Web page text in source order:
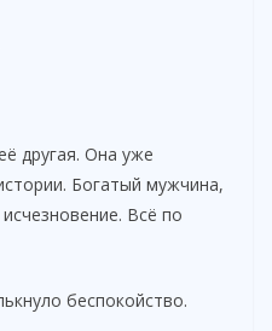
другая. Она уже
Богатый мужчина,
Всё по
беспокойство.